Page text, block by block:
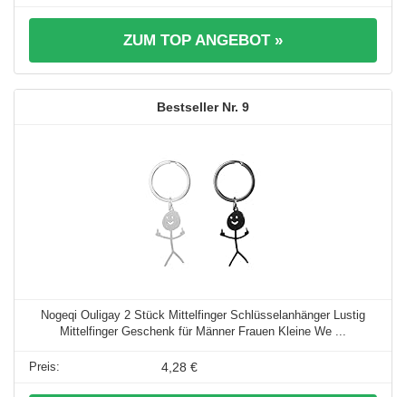
ZUM TOP ANGEBOT »
9
Nogeqi Ouligay 2 Stück Mittelfinger Schlüsselanhänger Lustig
Mittelfinger Geschenk für Männer Frauen Kleine We ...
4,28 €